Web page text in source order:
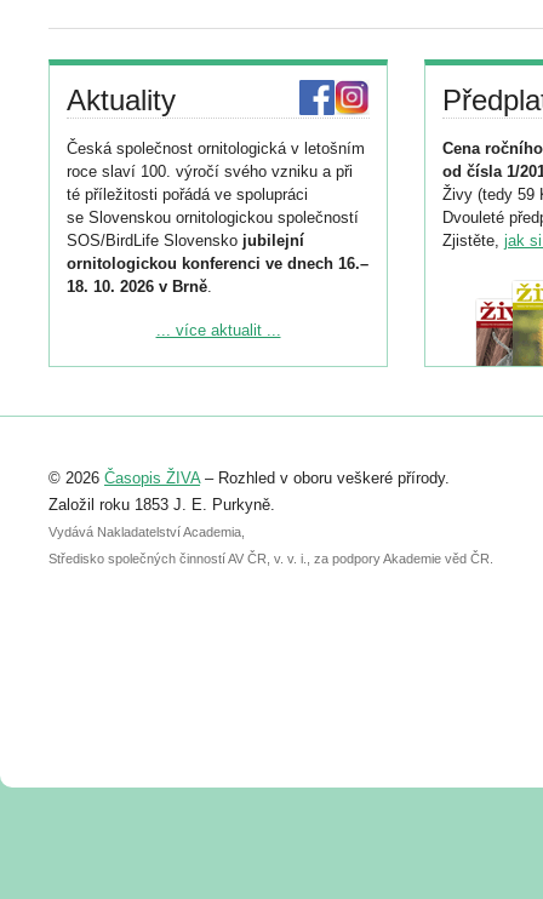
Aktuality
Česká společnost ornitologická v letošním
roce slaví 100. výročí svého vzniku a při
té příležitosti pořádá ve spolupráci
se Slovenskou ornitologickou společností
SOS/BirdLife Slovensko jubilejní
ornitologickou konferenci ve dnech 16.–
18. 10. 2026 v Brně.
Podrobnější informace ke konferenci
Registrovat se můžete do 6. září.
abstraktu přihlášené přednášky nebo
posteru je už 30. června.
... více aktualit ...
Cena
od čísla 1/
Živy (tedy 59
Dvouleté
Zjistěte, jak
© 2026 Časopis ŽIVA– Rozhled v oboru veškeré přírody.
Založil roku 1853 J. E. Purkyně.
Vydává Nakladatelství Academia,
Středisko společných činností AV ČR, v. v. i., za podpory Akademie věd ČR.